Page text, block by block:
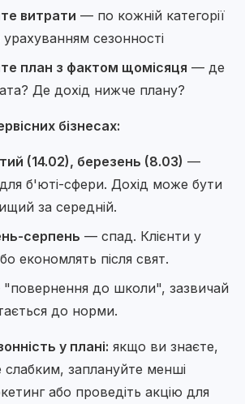
витрати — по кожній категорії
сезонності
план з фактом щомісяця — де
Де дохід нижче плану?
бізнесах:
(14.02), березень (8.03) —
для б'юті-сфери. Дохід може бути
за середній.
серпень — спад. Клієнти у
економлять після свят.
до школи", зазвичай
до норми.
у плані: якщо ви знаєте,
заплануйте менші
або проведіть акцію для